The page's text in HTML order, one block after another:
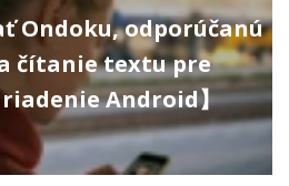
Ondoku, odporúčanú
čítanie textu pre
Android】